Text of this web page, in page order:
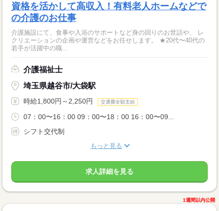
資格を活かして高収入！有料老人ホームなどで
の介護のお仕事
介護施設にて、食事や入浴のサポートなど身の回りのお世話や、 レ
クリエーションの企画や運営などをお任せします。 ★20代〜40代の
若手が活躍中の職...
介護福祉士
埼玉県越谷市/大袋駅
時給1,800円～2,250円 交通費全額支給
07：00〜16：00 09：00〜18：00 16：00〜09...
シフト交代制
もっと見る
求人詳細を見る
1週間以内公開